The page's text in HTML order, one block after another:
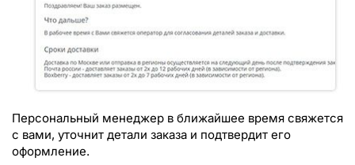
Персональный менеджер в ближайшее время свяжется
с вами, уточнит детали заказа и подтвердит его
оформление.